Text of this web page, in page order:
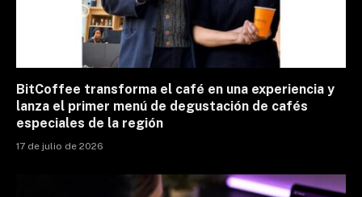
BitCoffee transforma el café en una experiencia y
lanza el primer menú de degustación de cafés
especiales de la región
17 de julio de 2026